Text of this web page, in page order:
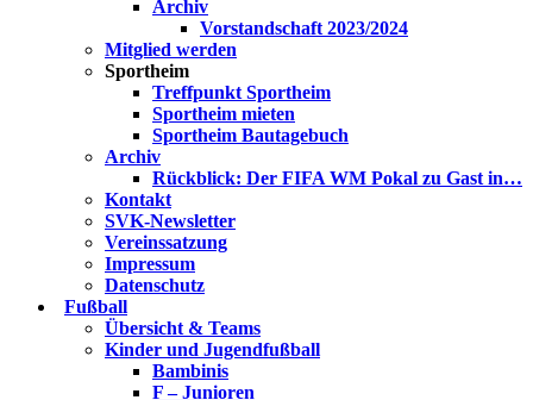
Archiv
Vorstandschaft 2023/2024
Mitglied werden
Sportheim
Treffpunkt Sportheim
Sportheim mieten
Sportheim Bautagebuch
Archiv
Rückblick: Der FIFA WM Pokal zu Gast in…
Kontakt
SVK-Newsletter
Vereinssatzung
Impressum
Datenschutz
Fußball
Übersicht & Teams
Kinder und Jugendfußball
Bambinis
F – Junioren